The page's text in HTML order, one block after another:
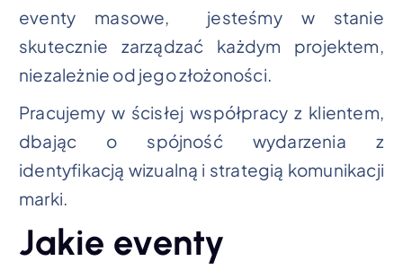
eventy masowe, jesteśmy w stanie
skutecznie zarządzać każdym projektem,
niezależnie od jego złożoności.
Pracujemy w ścisłej współpracy z klientem,
dbając o spójność wydarzenia z
identyfikacją wizualną i strategią komunikacji
marki.
Jakie eventy